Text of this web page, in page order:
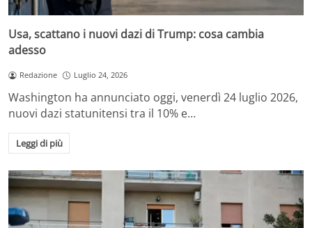
Usa, scattano i nuovi dazi di Trump: cosa cambia
adesso
Redazione Luglio 24, 2026
Washington ha annunciato oggi, venerdì 24 luglio 2026,
nuovi dazi statunitensi tra il 10% e…
Leggi di più